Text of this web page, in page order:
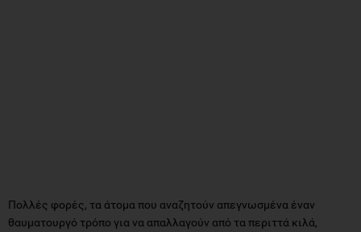
Πολλές φορές, τα άτομα που αναζητούν απεγνωσμένα έναν
θαυματουργό τρόπο για να απαλλαγούν από τα περιττά κιλά,